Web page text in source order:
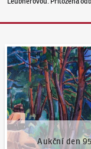
Aukční den
Aukční den 95